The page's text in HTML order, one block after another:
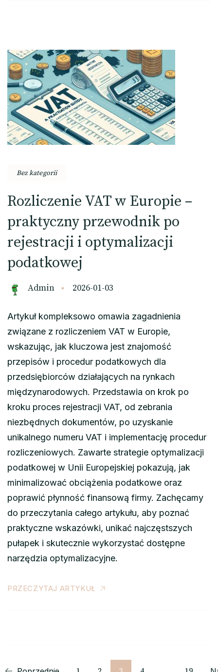
Bez kategorii
Rozliczenie VAT w Europie –
praktyczny przewodnik po
rejestracji i optymalizacji
podatkowej
Admin 2026-01-03
Artykuł kompleksowo omawia zagadnienia
związane z rozliczeniem VAT w Europie,
wskazując, jak kluczowa jest znajomość
przepisów i procedur podatkowych dla
przedsiębiorców działających na rynkach
międzynarodowych. Przedstawia on krok po
kroku proces rejestracji VAT, od zebrania
niezbędnych dokumentów, po uzyskanie
unikalnego numeru VAT i implementację procedur
rozliczeniowych. Zawarte strategie optymalizacji
podatkowej w Unii Europejskiej pokazują, jak
minimalizować obciążenia podatkowe oraz
poprawić płynność finansową firmy. Zachęcamy
do przeczytania całego artykułu, aby poznać
praktyczne wskazówki, unikać najczęstszych
pułapek i skutecznie wykorzystać dostępne
narzędzia optymalizacyjne.
PRZECZYTAJ ARTYKUŁ